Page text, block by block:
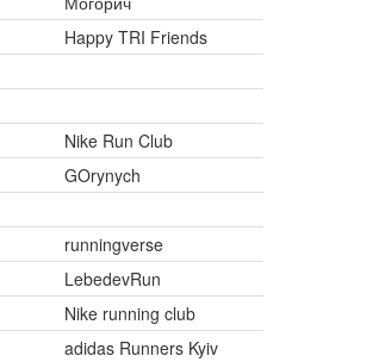
Happy TRI Friends
Nike Run Club
GOrynych
runningverse
LebedevRun
Nike running club
adidas Runners Kyiv